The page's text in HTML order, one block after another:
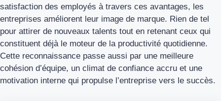
satisfaction des employés à travers ces avantages, les
entreprises améliorent leur image de marque. Rien de tel
pour attirer de nouveaux talents tout en retenant ceux qui
constituent déjà le moteur de la productivité quotidienne.
Cette reconnaissance passe aussi par une meilleure
cohésion d’équipe, un climat de confiance accru et une
motivation interne qui propulse l’entreprise vers le succès.